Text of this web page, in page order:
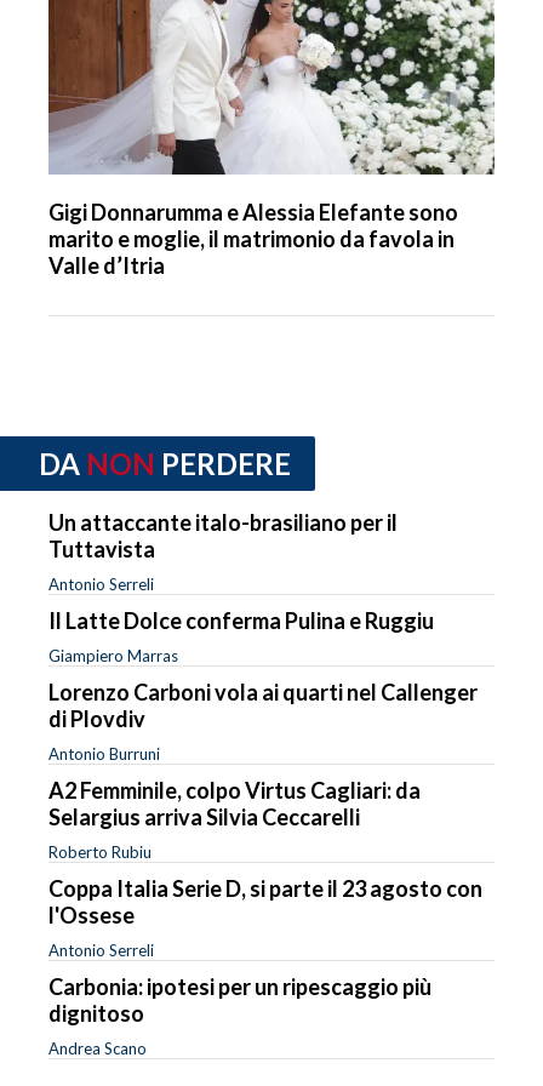
Gigi Donnarumma e Alessia Elefante sono
marito e moglie, il matrimonio da favola in
Valle d’Itria
DA NON PERDERE
Un attaccante italo-brasiliano per il
Tuttavista
Antonio Serreli
Il Latte Dolce conferma Pulina e Ruggiu
Giampiero Marras
Lorenzo Carboni vola ai quarti nel Callenger
di Plovdiv
Antonio Burruni
A2 Femminile, colpo Virtus Cagliari: da
Selargius arriva Silvia Ceccarelli
Roberto Rubiu
Coppa Italia Serie D, si parte il 23 agosto con
l'Ossese
Antonio Serreli
Carbonia: ipotesi per un ripescaggio più
dignitoso
Andrea Scano